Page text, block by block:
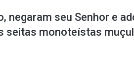
negaram seu Senhor e
seitas monoteístas